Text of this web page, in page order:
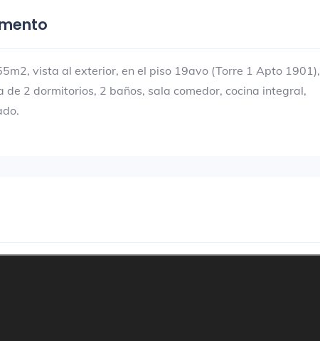
vista al exterior, en el piso 19avo (Torre 1 Apto 1901),
de 2 dormitorios, 2 baños, sala comedor, cocina integral,